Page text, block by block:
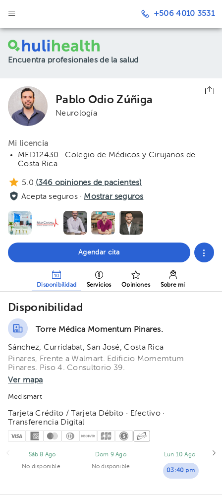
+506 4010 3531
Encuentra profesionales de la salud
Pablo Odio Zúñiga
Neurología
Mi licencia
MED12430 · Colegio de Médicos y Cirujanos de
Costa Rica
5.0 (346 opiniones de pacientes)
Acepta seguros · Mostrar seguros
Agendar cita
Disponibilidad Servicios Opiniones Sobre mí
Disponibilidad
Torre Médica Momentum Pinares.
Sánchez, Curridabat, San José, Costa Rica
Pinares, Frente a Walmart. Edificio Momemtum
Pinares. Piso 4. Consultorio 39.
Ver mapa
Medismart
Tarjeta Crédito / Tarjeta Débito · Efectivo ·
Transferencia Digital
Sáb 8 Ago
No disponible
Dom 9 Ago
No disponible
Lun 10 Ago
03:40 pm